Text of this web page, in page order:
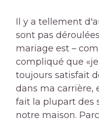
Il y a tellement
sont pas
mariage est –
compliqué que «je
toujours satisfait
dans ma carrière,
fait la plupart des
notre maison.